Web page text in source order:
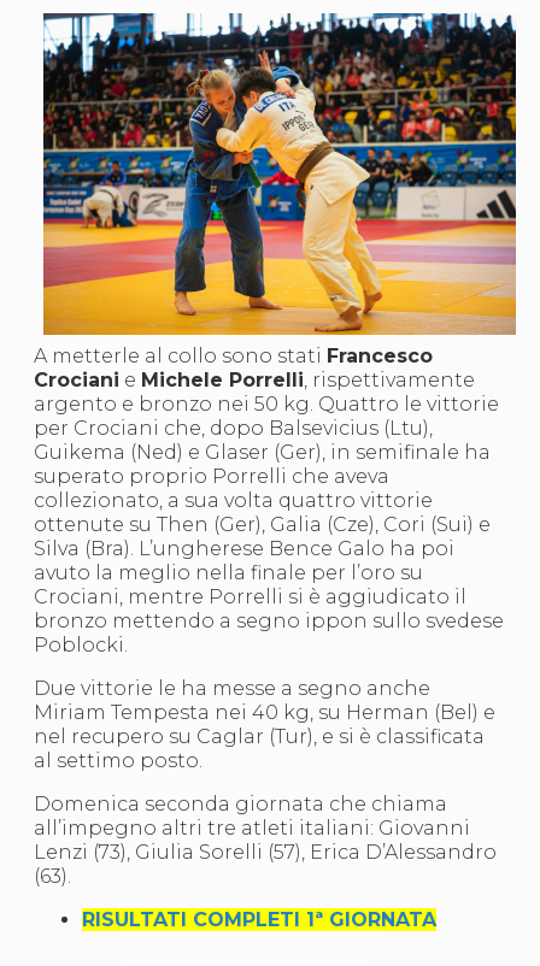
S'istrumpa
News
Calendario Attività
Difesa Personale MGA
La disciplina
News
Merchandising
Mappa del sito
Cerca
Contatti
News
Cookies Accept
Newsletter
Catalogo formativo
Webinar
Corsi Monotematici
Corsi di Specializzazione
Corsi FIJLKAM-FISDIR
Corsi Preparatore Fisico
Edutraining class - Didattica infantile
Corso dirigenti sportivi
Corso Direttore di Gara
Abilitazioni
Sportello Fiscale
News
Modulistica
Sostenibilità
Documenti
A metterle al collo sono stati Francesco
Crociani e Michele Porrelli , rispettivamente
argento e bronzo nei 50 kg. Quattro le vittorie
per Crociani che, dopo Balsevicius (Ltu),
Guikema (Ned) e Glaser (Ger), in semifinale ha
superato proprio Porrelli che aveva
collezionato, a sua volta quattro vittorie
ottenute su Then (Ger), Galia (Cze), Cori (Sui) e
Silva (Bra). L’ungherese Bence Galo ha poi
avuto la meglio nella finale per l’oro su
Crociani, mentre Porrelli si è aggiudicato il
bronzo mettendo a segno ippon sullo svedese
Poblocki.
Due vittorie le ha messe a segno anche
Miriam Tempesta nei 40 kg, su Herman (Bel) e
nel recupero su Caglar (Tur), e si è classificata
al settimo posto.
Domenica seconda giornata che chiama
all’impegno altri tre atleti italiani: Giovanni
Lenzi (73), Giulia Sorelli (57), Erica D’Alessandro
(63).
RISULTATI COMPLETI 1ª GIORNATA